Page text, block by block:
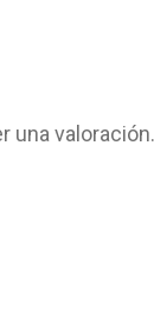
una valoración.